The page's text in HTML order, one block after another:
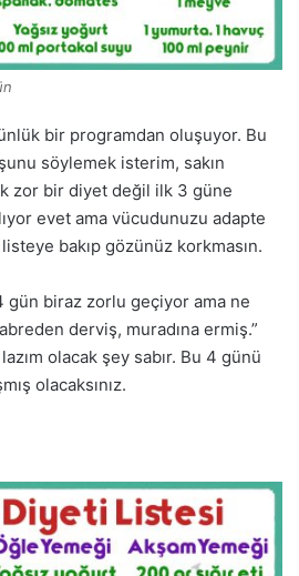
bir programdan oluşuyor. Bu
söylemek isterim, sakın
zor bir diyet değil ilk 3 güne
evet ama vücudunuzu adapte
bakıp gözünüz korkmasın.
gün biraz zorlu geçiyor ama ne
derviş, muradına ermiş.”
olacak şey sabır. Bu 4 günü
olacaksınız.